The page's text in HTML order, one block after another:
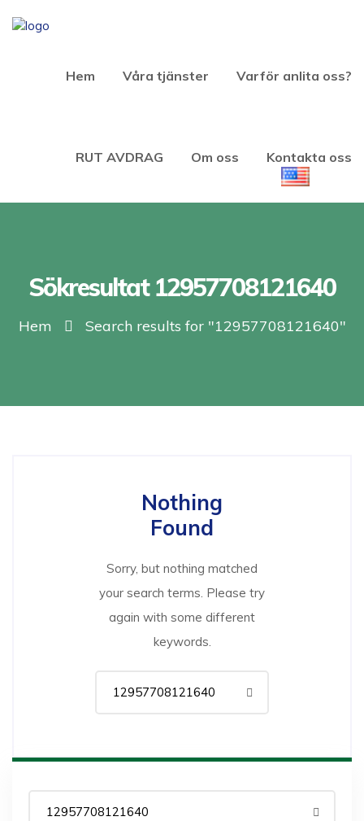
Hem Våra tjänster Varför anlita oss?
RUT AVDRAG Om oss Kontakta oss
Sökresultat 12957708121640
Hem Search results for "12957708121640"
Nothing
Found
Sorry, but nothing matched
your search terms. Please try
again with some different
keywords.